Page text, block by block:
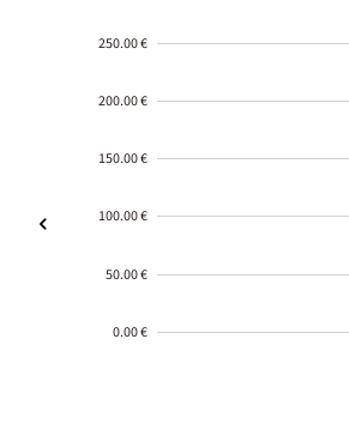
250.00 €
200.00 €
150.00 €
100.00 €
50.00 €
0.00 €